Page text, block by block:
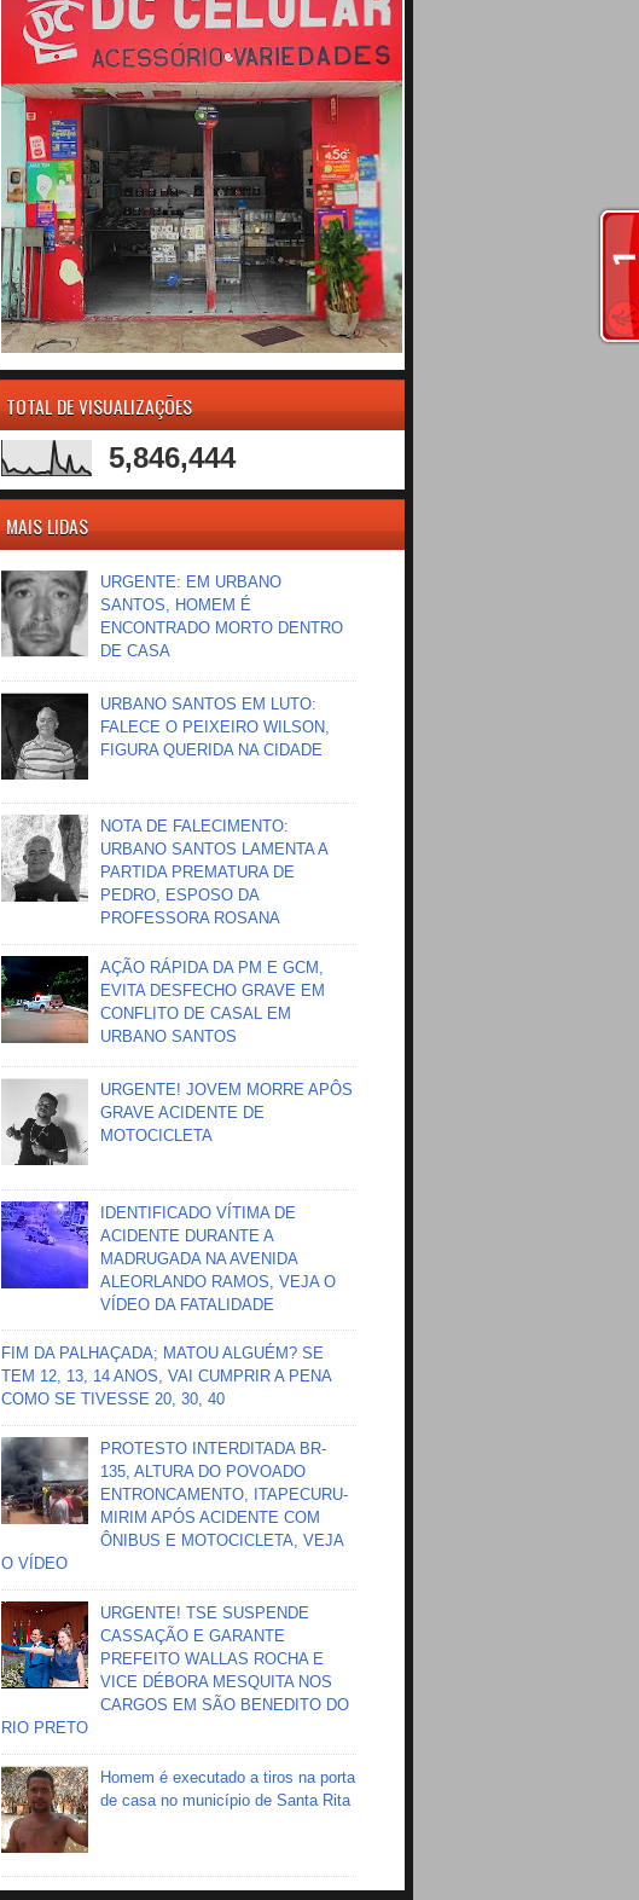
TOTAL DE VISUALIZAÇÕES
5,846,444
MAIS LIDAS
URGENTE: EM URBANO
SANTOS, HOMEM É
ENCONTRADO MORTO DENTRO
DE CASA
URBANO SANTOS EM LUTO:
FALECE O PEIXEIRO WILSON,
FIGURA QUERIDA NA CIDADE
NOTA DE FALECIMENTO:
URBANO SANTOS LAMENTA A
PARTIDA PREMATURA DE
PEDRO, ESPOSO DA
PROFESSORA ROSANA
AÇÃO RÁPIDA DA PM E GCM,
EVITA DESFECHO GRAVE EM
CONFLITO DE CASAL EM
URBANO SANTOS
URGENTE! JOVEM MORRE APÔS
GRAVE ACIDENTE DE
MOTOCICLETA
IDENTIFICADO VÍTIMA DE
ACIDENTE DURANTE A
MADRUGADA NA AVENIDA
ALEORLANDO RAMOS, VEJA O
VÍDEO DA FATALIDADE
FIM DA PALHAÇADA; MATOU ALGUÉM? SE
TEM 12, 13, 14 ANOS, VAI CUMPRIR A PENA
COMO SE TIVESSE 20, 30, 40
PROTESTO INTERDITADA BR-
135, ALTURA DO POVOADO
ENTRONCAMENTO, ITAPECURU-
MIRIM APÓS ACIDENTE COM
ÔNIBUS E MOTOCICLETA, VEJA
O VÍDEO
URGENTE! TSE SUSPENDE
CASSAÇÃO E GARANTE
PREFEITO WALLAS ROCHA E
VICE DÉBORA MESQUITA NOS
CARGOS EM SÃO BENEDITO DO
RIO PRETO
Homem é executado a tiros na porta
de casa no município de Santa Rita